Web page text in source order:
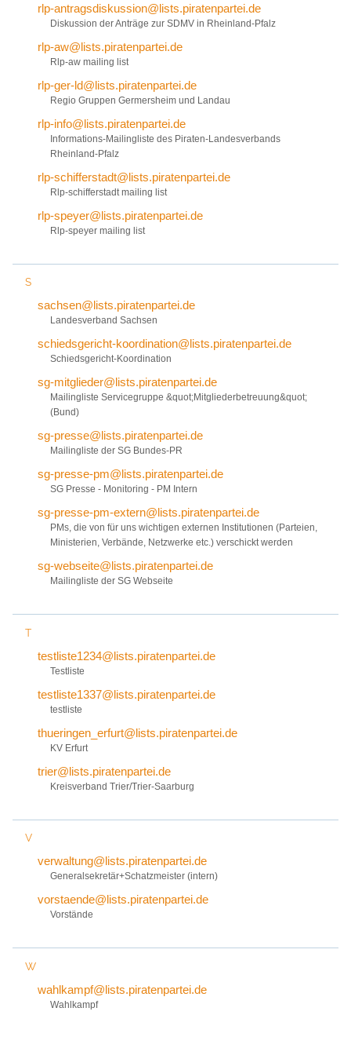
rlp-antragsdiskussion@lists.piratenpartei.de
Diskussion der Anträge zur SDMV in Rheinland-Pfalz
rlp-aw@lists.piratenpartei.de
Rlp-aw mailing list
rlp-ger-ld@lists.piratenpartei.de
Regio Gruppen Germersheim und Landau
rlp-info@lists.piratenpartei.de
Informations-Mailingliste des Piraten-Landesverbands
Rheinland-Pfalz
rlp-schifferstadt@lists.piratenpartei.de
Rlp-schifferstadt mailing list
rlp-speyer@lists.piratenpartei.de
Rlp-speyer mailing list
S
sachsen@lists.piratenpartei.de
Landesverband Sachsen
schiedsgericht-koordination@lists.piratenpartei.de
Schiedsgericht-Koordination
sg-mitglieder@lists.piratenpartei.de
Mailingliste Servicegruppe &quot;Mitgliederbetreuung&quot;
(Bund)
sg-presse@lists.piratenpartei.de
Mailingliste der SG Bundes-PR
sg-presse-pm@lists.piratenpartei.de
SG Presse - Monitoring - PM Intern
sg-presse-pm-extern@lists.piratenpartei.de
PMs, die von für uns wichtigen externen Institutionen (Parteien,
Ministerien, Verbände, Netzwerke etc.) verschickt werden
sg-webseite@lists.piratenpartei.de
Mailingliste der SG Webseite
T
testliste1234@lists.piratenpartei.de
Testliste
testliste1337@lists.piratenpartei.de
testliste
thueringen_erfurt@lists.piratenpartei.de
KV Erfurt
trier@lists.piratenpartei.de
Kreisverband Trier/Trier-Saarburg
V
verwaltung@lists.piratenpartei.de
Generalsekretär+Schatzmeister (intern)
vorstaende@lists.piratenpartei.de
Vorstände
W
wahlkampf@lists.piratenpartei.de
Wahlkampf